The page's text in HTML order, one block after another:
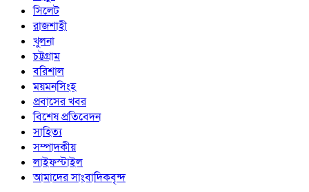
সিলেট
রাজশাহী
খুলনা
চট্টগ্রাম
বরিশাল
ময়মনসিংহ
প্রবাসের খবর
বিশেষ প্রতিবেদন
সাহিত্য
সম্পাদকীয়
লাইফস্টাইল
আমাদের সাংবাদিকবৃন্দ